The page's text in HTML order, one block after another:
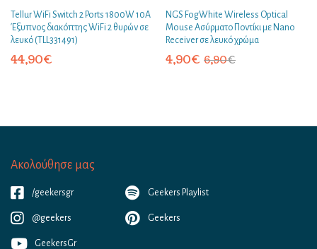
Tellur WiFi Switch 2 Ports 1800W 10A
Έξυπνος διακόπτης WiFi 2 θυρών σε
λευκό (TLL331491)
44,90€
NGS FogWhite Wireless Optical
Mouse Ασύρματο Ποντίκι με Nano
Receiver σε λευκό χρώμα
4,90€ 6,90€
Ακολούθησε μας
/geekersgr
@geekers
GeekersGr
Geekers Playlist
Geekers